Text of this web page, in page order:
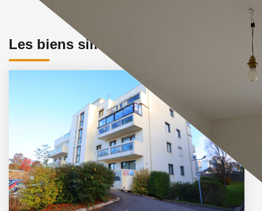
Les biens similaires